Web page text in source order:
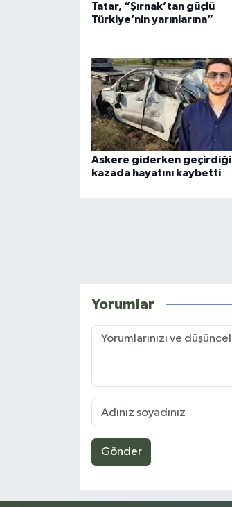
Tatar, “Şırnak’tan güçlü
Türkiye’nin yarınlarına”
Askere giderken geçirdiği
kazada hayatını kaybetti
Yorumlar
Gönder